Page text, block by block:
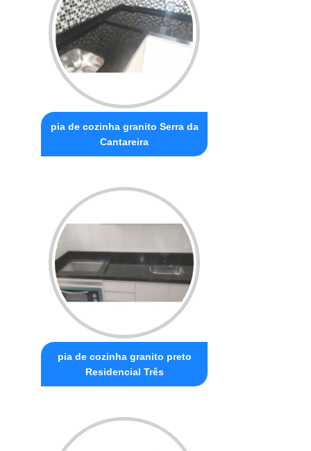
pia de cozinha granito Serra da
Cantareira
pia de cozinha granito preto
Residencial Três